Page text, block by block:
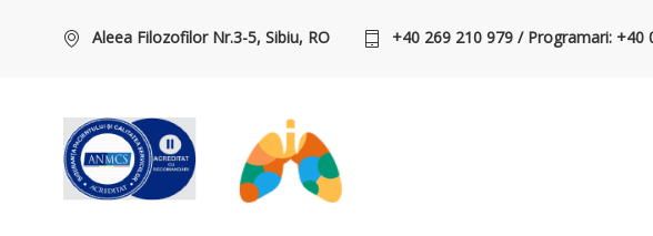
Aleea Filozofilor Nr.3-5, Sibiu, RO +40 269 210 979 / Programari: +40